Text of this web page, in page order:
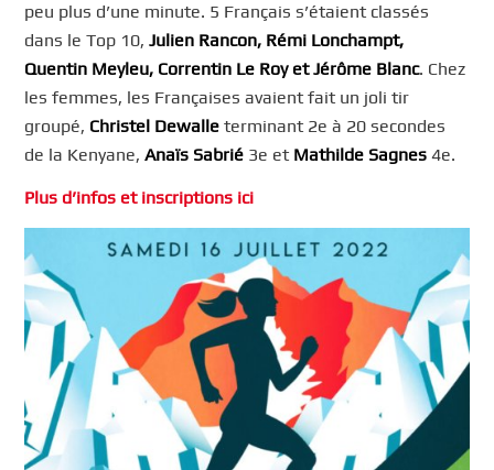
peu plus d’une minute. 5 Français s’étaient classés
dans le Top 10,Julien Rancon, Rémi Lonchampt,
Quentin Meyleu, Correntin Le Roy et Jérôme Blanc. Chez
les femmes, les Françaises avaient fait un joli tir
groupé, Christel Dewalle terminant 2e à 20 secondes
de la Kenyane,Anaïs Sabrié 3e et Mathilde Sagnes 4e.
Plus d’infos et inscriptions ici